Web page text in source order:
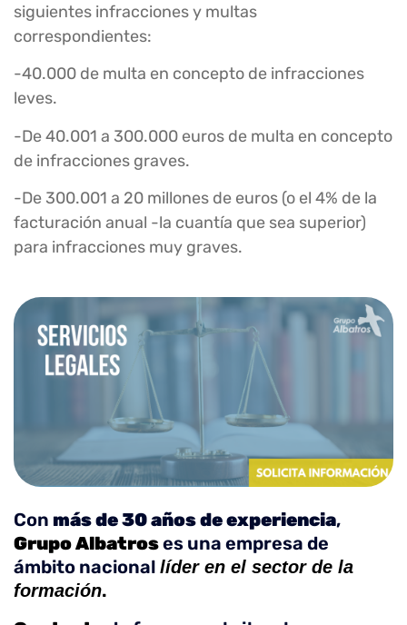
siguientes infracciones y multas
correspondientes:
-40.000 de multa en concepto de infracciones
leves.
-De 40.001 a 300.000 euros de multa en concepto
de infracciones graves.
-De 300.001 a 20 millones de euros (o el 4% de la
facturación anual -la cuantía que sea superior)
para infracciones muy graves.
Con más de 30 años de experiencia,
Grupo Albatroses una empresa de
ámbito nacional líder en el sector de la
formación.